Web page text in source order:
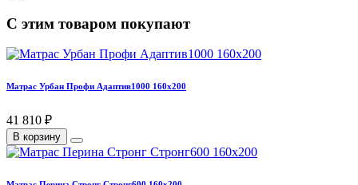
С этим товаром покупают
Матрас Урбан Профи Адаптив1000 160х200
41 810 ₽
В корзину